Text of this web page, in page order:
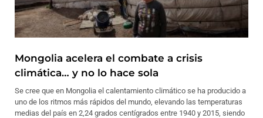
Mongolia acelera el combate a crisis
climática… y no lo hace sola
Se cree que en Mongolia el calentamiento climático se ha producido a
uno de los ritmos más rápidos del mundo, elevando las temperaturas
medias del país en 2,24 grados centígrados entre 1940 y 2015, siendo